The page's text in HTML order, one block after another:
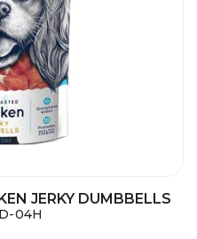
JERKY DUMBBELLS
04H